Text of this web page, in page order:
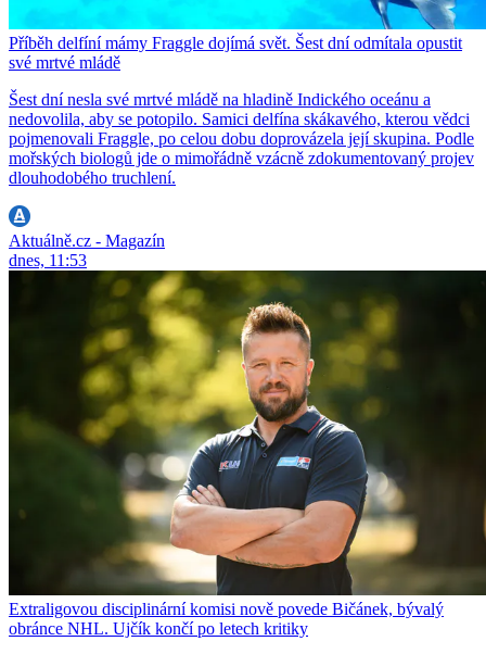
Příběh delfíní mámy Fraggle dojímá svět. Šest dní odmítala opustit
své mrtvé mládě
Šest dní nesla své mrtvé mládě na hladině Indického oceánu a
nedovolila, aby se potopilo. Samici delfína skákavého, kterou vědci
pojmenovali Fraggle, po celou dobu doprovázela její skupina. Podle
mořských biologů jde o mimořádně vzácně zdokumentovaný projev
dlouhodobého truchlení.
Aktuálně.cz - Magazín
dnes, 11:53
Extraligovou disciplinární komisi nově povede Bičánek, bývalý
obránce NHL. Ujčík končí po letech kritiky